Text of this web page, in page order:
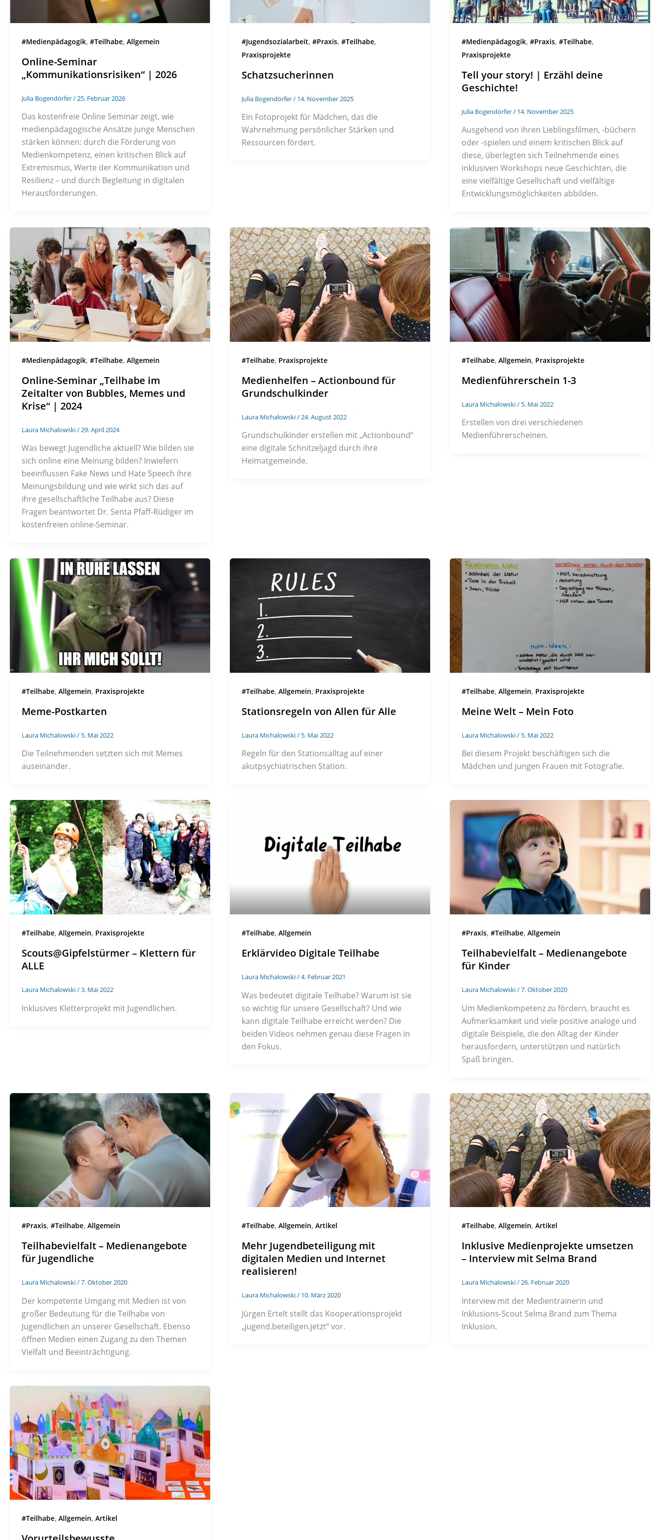
#Medienpädagogik, #Teilhabe, Allgemein
Online-Seminar
„Kommunikationsrisiken“ | 2026
Julia Bogendörfer/ 25. Februar 2026
Das kostenfreie Online Seminar zeigt, wie
medienpädagogische Ansätze junge Menschen
stärken können: durch die Förderung von
Medienkompetenz, einen kritischen Blick auf
Extremismus, Werte der Kommunikation und
Resilienz – und durch Begleitung in digitalen
Herausforderungen.
#Jugendsozialarbeit, #Praxis, #Teilhabe,
Praxisprojekte
Schatzsucherinnen
Julia Bogendörfer/ 14. November 2025
Ein Fotoprojekt für Mädchen, das die
Wahrnehmung persönlicher Stärken und
Ressourcen fördert.
#Medienpädagogik, #Praxis, #Teilhabe,
Praxisprojekte
Tell your story! | Erzähl deine
Geschichte!
Julia Bogendörfer/ 14. November 2025
Ausgehend von ihren Lieblingsfilmen, -büchern
oder -spielen und einem kritischen Blick auf
diese, überlegten sich Teilnehmende eines
inklusiven Workshops neue Geschichten, die
eine vielfältige Gesellschaft und vielfältige
Entwicklungsmöglichkeiten abbilden.
#Medienpädagogik, #Teilhabe, Allgemein
Online-Seminar „Teilhabe im
Zeitalter von Bubbles, Memes und
Krise“ | 2024
Laura Michalowski/29. April 2024
Was bewegt Jugendliche aktuell? Wie bilden sie
sich online eine Meinung bilden? Inwiefern
beeinflussen Fake News und Hate Speech ihre
Meinungsbildung und wie wirkt sich das auf
ihre gesellschaftliche Teilhabe aus? Diese
Fragen beantwortet Dr. Senta Pfaff-Rüdiger im
kostenfreien online-Seminar.
#Teilhabe, Praxisprojekte
Medienhelfen – Actionbound für
Grundschulkinder
Laura Michalowski/24. August 2022
Grundschulkinder erstellen mit „Actionbound“
eine digitale Schnitzeljagd durch ihre
Heimatgemeinde.
#Teilhabe, Allgemein, Praxisprojekte
Medienführerschein 1-3
Laura Michalowski/ 5. Mai 2022
Erstellen von drei verschiedenen
Medienführerscheinen.
#Teilhabe, Allgemein, Praxisprojekte
Meme-Postkarten
Laura Michalowski/ 5. Mai 2022
Die Teilnehmenden setzten sich mit Memes
auseinander.
#Teilhabe, Allgemein, Praxisprojekte
Stationsregeln von Allen für Alle
Laura Michalowski/ 5. Mai 2022
Regeln für den Stationsalltag auf einer
akutpsychiatrischen Station.
#Teilhabe, Allgemein, Praxisprojekte
Meine Welt – Mein Foto
Laura Michalowski/ 5. Mai 2022
Bei diesem Projekt beschäftigen sich die
Mädchen und jungen Frauen mit Fotografie.
#Teilhabe, Allgemein, Praxisprojekte
Scouts@Gipfelstürmer – Klettern für
ALLE
Laura Michalowski/3. Mai 2022
Inklusives Kletterprojekt mit Jugendlichen.
#Teilhabe, Allgemein
Erklärvideo Digitale Teilhabe
Laura Michalowski/4. Februar 2021
Was bedeutet digitale Teilhabe? Warum ist sie
so wichtig für unsere Gesellschaft? Und wie
kann digitale Teilhabe erreicht werden? Die
beiden Videos nehmen genau diese Fragen in
den Fokus.
#Praxis, #Teilhabe, Allgemein
Teilhabevielfalt – Medienangebote
für Kinder
Laura Michalowski/7. Oktober 2020
Um Medienkompetenz zu fördern, braucht es
Aufmerksamkeit und viele positive analoge und
digitale Beispiele, die den Alltag der Kinder
herausfordern, unterstützen und natürlich
Spaß bringen.
#Praxis, #Teilhabe, Allgemein
Teilhabevielfalt – Medienangebote
für Jugendliche
Laura Michalowski/7. Oktober 2020
Der kompetente Umgang mit Medien ist von
großer Bedeutung für die Teilhabe von
Jugendlichen an unserer Gesellschaft. Ebenso
öffnen Medien einen Zugang zu den Themen
Vielfalt und Beeinträchtigung.
#Teilhabe, Allgemein, Artikel
Mehr Jugendbeteiligung mit
digitalen Medien und Internet
realisieren!
Laura Michalowski/ 10. März 2020
Jürgen Ertelt stellt das Kooperationsprojekt
„jugend.beteiligen.jetzt“ vor.
#Teilhabe, Allgemein, Artikel
Inklusive Medienprojekte umsetzen
– Interview mit Selma Brand
Laura Michalowski/26. Februar 2020
Interview mit der Medientrainerin und
Inklusions-Scout Selma Brand zum Thema
Inklusion.
#Teilhabe, Allgemein, Artikel